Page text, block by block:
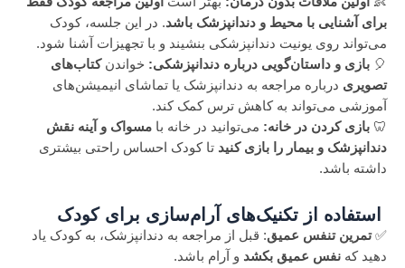
برای آشنایی با محیط و دندانپزشک باشد. در این جلسه، کودک
می‌تواند روی یونیت دندانپزشکی بنشیند و با تجهیزات آشنا شود.
🎈 بازی و داستان‌گویی درباره دندانپزشکی: خواندنکتاب‌های
تصویری درباره مراجعه به دندانپزشک یا تماشای انیمیشن‌های
آموزشی می‌تواند به کاهش ترس کمک کند.
🦷 بازی کردن در خانه: می‌توانید در خانه با مسواک و آینه نقش
دندانپزشک و بیمار را بازی کنید تا کودک احساس راحتی بیشتری
داشته باشد.
استفاده از تکنیک‌های آرام‌سازی برای کودک
✅تمرین تنفس عمیق: قبل از مراجعه به دندانپزشک، به کودک یاد
دهید که نفس عمیق بکشد و آرام باشد.